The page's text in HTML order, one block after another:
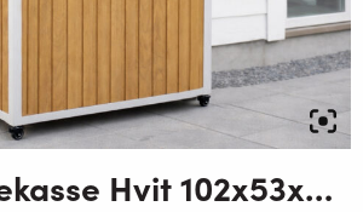
Tord plantekasse Hvit 102x53xH77 4 Sider i Teak OakShield aluminium med 4hjul